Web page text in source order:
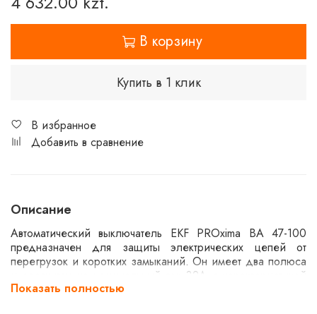
В корзину
Купить в 1 клик
В избранное
Добавить в сравнение
Описание
Автоматический выключатель EKF PROxima ВА 47-100
предназначен для защиты электрических цепей от
перегрузок и коротких замыканий. Он имеет два полюса
и рассчитан на номинальный ток 32А с характеристикой
отключения типа D. Выключатель способен выдерживать
Показать полностью